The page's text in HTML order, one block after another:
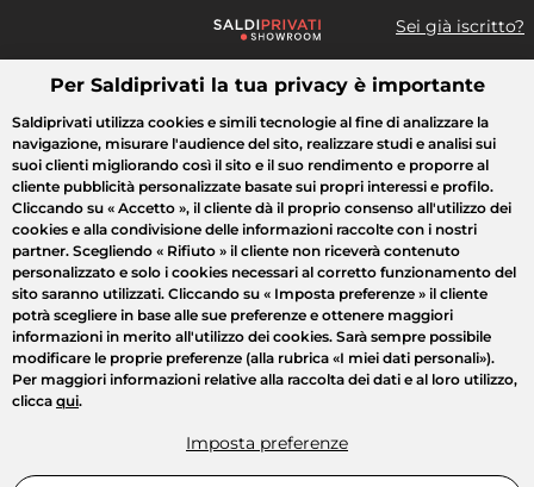
Sei già iscritto?
Cosa cerchi?
Tutte le vendite Moda Casa Bellezza Elettrodomestici
Per Saldiprivati la tua privacy è importante
Saldiprivati utilizza cookies e simili tecnologie al fine di analizzare la
navigazione, misurare l'audience del sito, realizzare studi e analisi sui
suoi clienti migliorando così il sito e il suo rendimento e proporre al
cliente pubblicità personalizzate basate sui propri interessi e profilo.
Cliccando su « Accetto », il cliente dà il proprio consenso all'utilizzo dei
cookies e alla condivisione delle informazioni raccolte con i nostri
partner. Scegliendo « Rifiuto » il cliente non riceverà contenuto
personalizzato e solo i cookies necessari al corretto funzionamento del
sito saranno utilizzati. Cliccando su « Imposta preferenze » il cliente
potrà scegliere in base alle sue preferenze e ottenere maggiori
informazioni in merito all'utilizzo dei cookies. Sarà sempre possibile
modificare le proprie preferenze (alla rubrica «I miei dati personali»).
Per maggiori informazioni relative alla raccolta dei dati e al loro utilizzo,
clicca qui.
Imposta preferenze